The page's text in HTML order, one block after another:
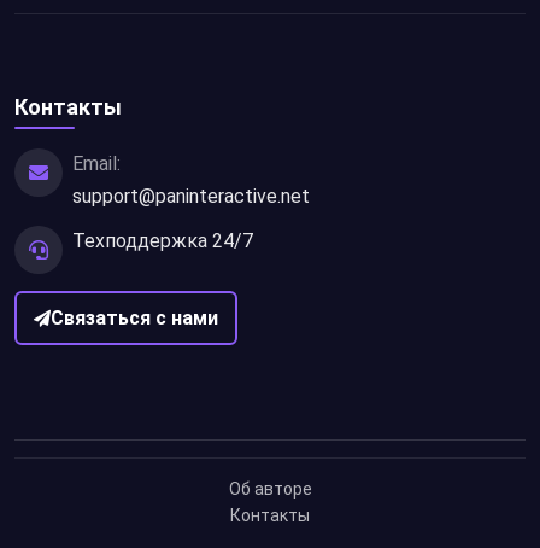
Контакты
Email:
support@paninteractive.net
Техподдержка 24/7
Связаться с нами
Об авторе
Контакты